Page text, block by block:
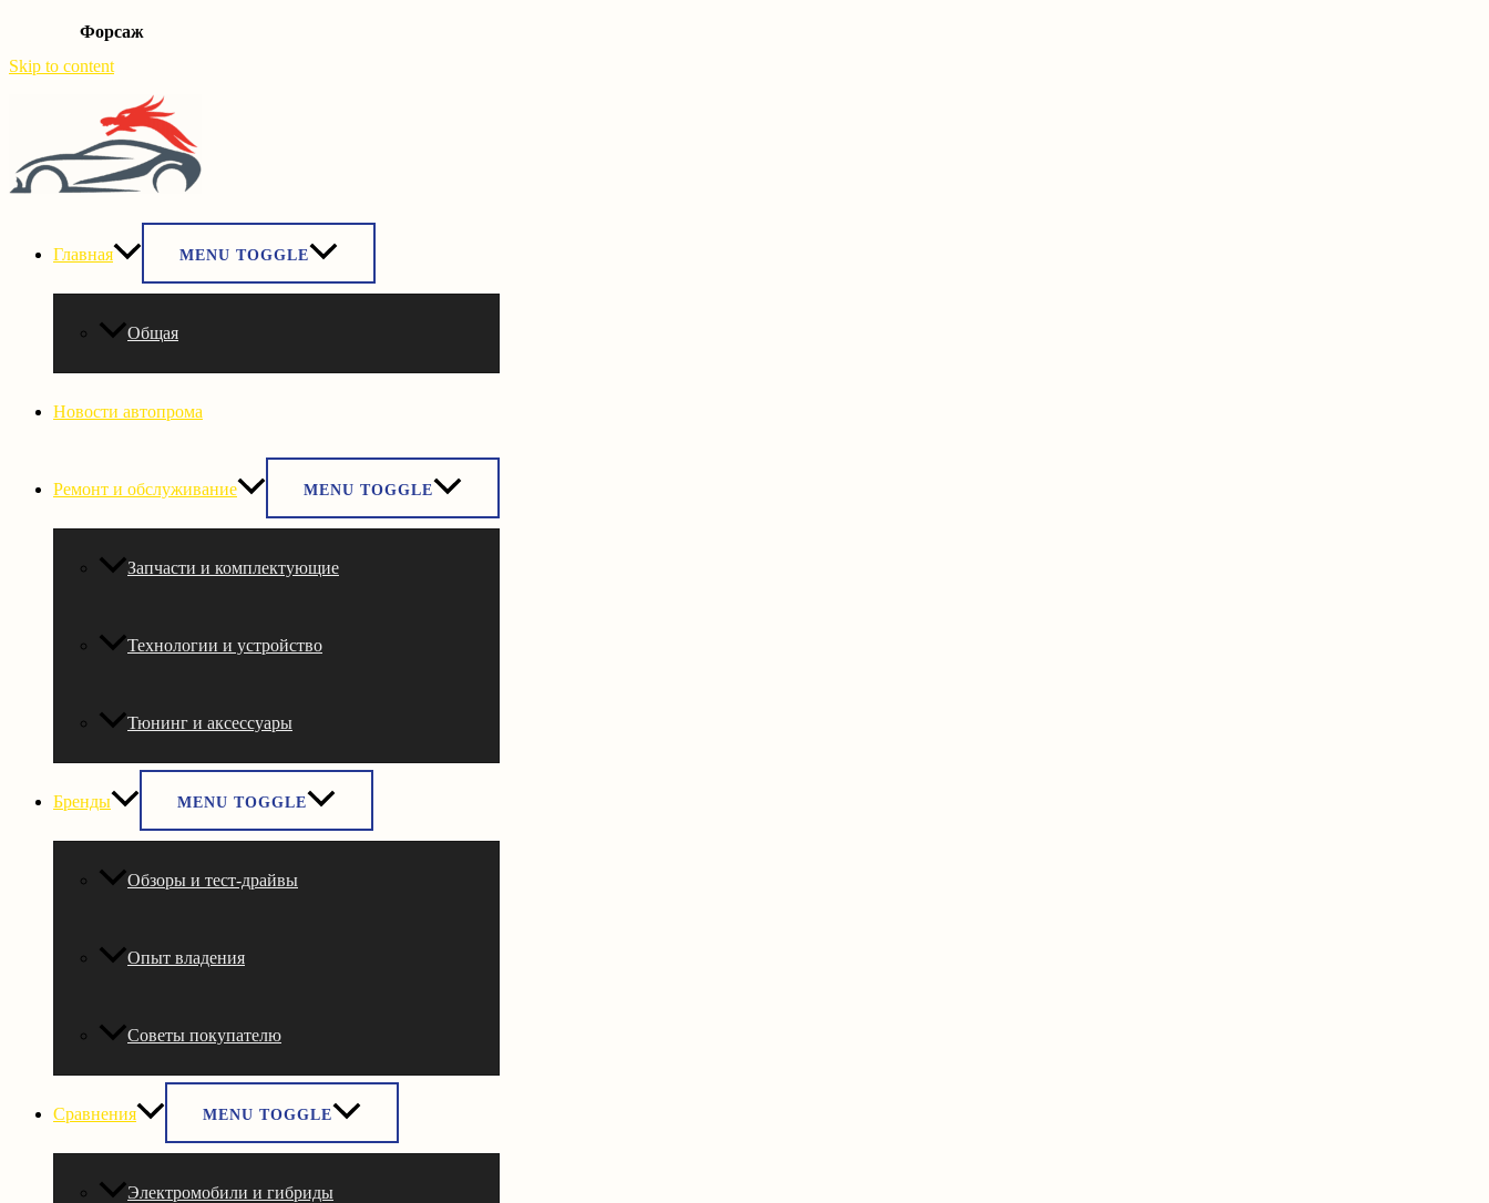
Форсаж
Skip to content
Главная MENU TOGGLE
Общая
Новости автопрома
Ремонт и обслуживание MENU TOGGLE
Запчасти и комплектующие
Технологии и устройство
Тюнинг и аксессуары
Бренды MENU TOGGLE
Обзоры и тест-драйвы
Опыт владения
Советы покупателю
Сравнения MENU TOGGLE
Электромобили и гибриды